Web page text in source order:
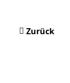
Zurück